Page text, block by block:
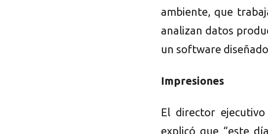
ambiente, que
analizan datos
un software
Impresiones
El director ejecutivo
explicó que “este